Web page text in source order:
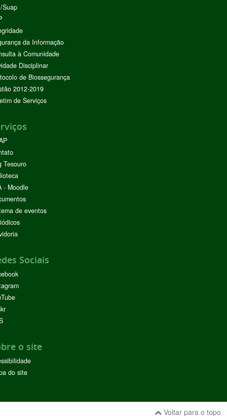
Suap
da Informação
à Comunidade
Disciplinar
de Biossegurança
2012-2019
de Serviços
Tesouro
- Moodle
de eventos
Sociais
o site
do site
Voltar para o topo